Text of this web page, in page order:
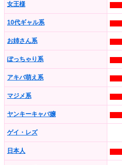
女王様
10代ギャル系
お姉さん系
ぽっちゃり系
アキバ萌え系
マジメ系
ヤンキーキャバ嬢
ゲイ・レズ
日本人